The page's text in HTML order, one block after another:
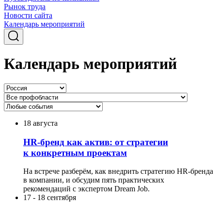
Рынок труда
Новости сайта
Календарь мероприятий
Календарь мероприятий
18 августа
HR-бренд как актив: от стратегии
к конкретным проектам
На встрече разберём, как внедрить стратегию HR-бренда
в компании, и обсудим пять практических
рекомендаций с экспертом Dream Job.
17 - 18 сентября